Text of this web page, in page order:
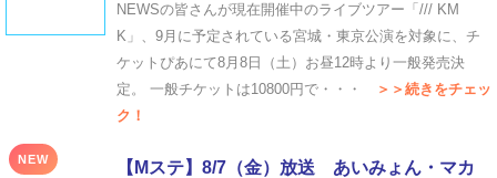
NEWSの皆さんが現在開催中のライブツアー「/// KM
K」、9月に予定されている宮城・東京公演を対象に、チ
ケットぴあにて8月8日（土）お昼12時より一般発売決
定。 一般チケットは10800円で・・・
＞＞続きをチェッ
ク！
NEW
【Mステ】8/7（金）放送 あいみょん・マカ